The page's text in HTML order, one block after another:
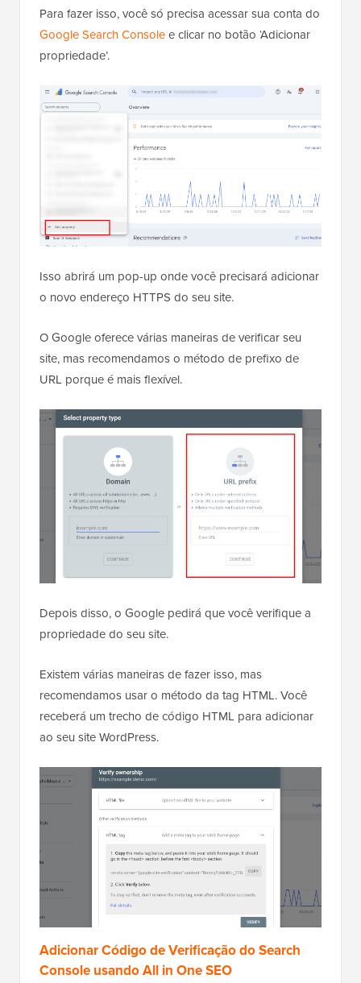
Para fazer isso, você só precisa acessar sua conta do
Google Search Consolee clicar no botão ‘Adicionar
propriedade’.
Isso abrirá um pop-up onde você precisará adicionar
o novo endereço HTTPS do seu site.
O Google oferece várias maneiras de verificar seu
site, mas recomendamos o método de prefixo de
URL porque é mais flexível.
Depois disso, o Google pedirá que você verifique a
propriedade do seu site.
Existem várias maneiras de fazer isso, mas
recomendamos usar o método da tag HTML. Você
receberá um trecho de código HTML para adicionar
ao seu site WordPress.
Adicionar Código de Verificação do Search
Console usando All in One SEO